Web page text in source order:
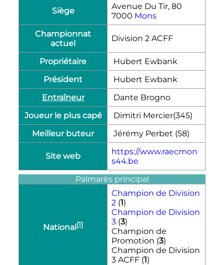
Siège
Avenue Du Tir, 80
7000 Mons
Championnat
actuel
Division 2 ACFF
Propriétaire
Hubert Ewbank
Président
Hubert Ewbank
Entraîneur
Dante Brogno
Joueur le plus capé
Dimitri Mercier(345)
Meilleur buteur
Jérémy Perbet (58)
Site web
https://www.raecmon
s44.be
Palmarès principal
National[1]
Champion de Division
2 (1)
Champion de Division
3 (3)
Champion de
Promotion (3)
Champion de Division
3 ACFF (1)